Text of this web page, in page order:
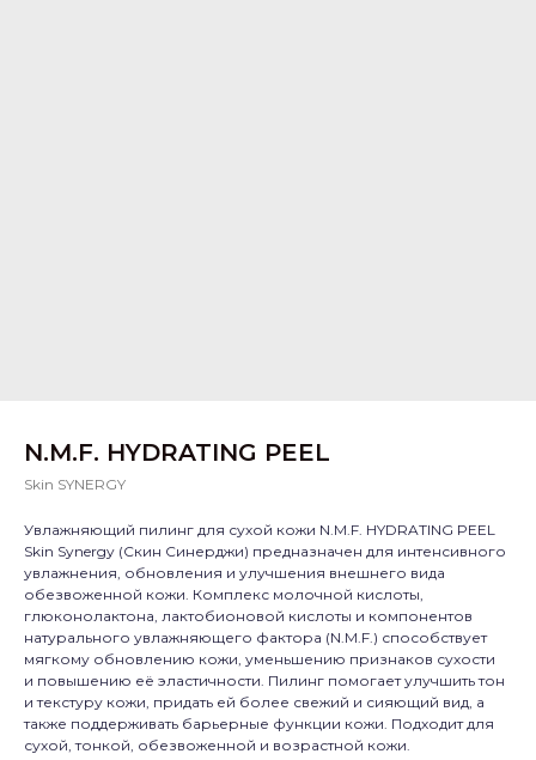
N.M.F. HYDRATING PEEL
Skin SYNERGY
Увлажняющий пилинг для сухой кожи N.M.F. HYDRATING PEEL
Skin Synergy (Скин Синерджи) предназначен для интенсивного
увлажнения, обновления и улучшения внешнего вида
обезвоженной кожи. Комплекс молочной кислоты,
глюконолактона, лактобионовой кислоты и компонентов
натурального увлажняющего фактора (N.M.F.) способствует
мягкому обновлению кожи, уменьшению признаков сухости
и повышению её эластичности. Пилинг помогает улучшить тон
и текстуру кожи, придать ей более свежий и сияющий вид, а
также поддерживать барьерные функции кожи. Подходит для
сухой, тонкой, обезвоженной и возрастной кожи.